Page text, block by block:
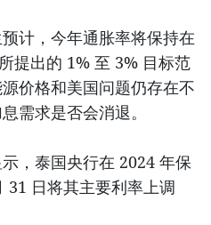
计，今年通胀率将保持在
提出的 1% 至 3% 目标范
价格和美国问题仍存在不
需求是否会消退。
，泰国央行在 2024 年保
31 日将其主要利率上调